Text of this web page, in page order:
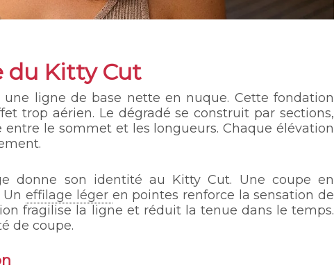
du Kitty Cut
ligne de base nette en nuque. Cette fondation
trop aérien. Le dégradé se construit par sections,
le sommet et les longueurs. Chaque élévation
donne son identité au Kitty Cut. Une coupe en
Uneffilage léger en pointes renforce la sensation de
fragilise la ligne et réduit la tenue dans le temps.
de coupe.